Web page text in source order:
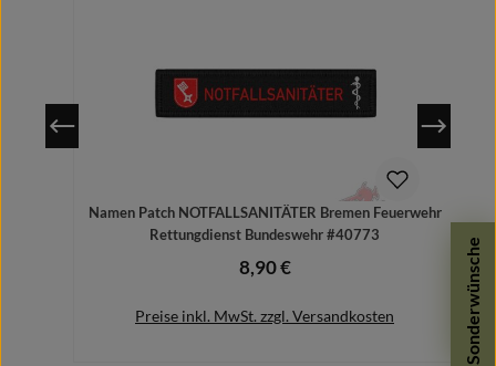
Sonderwünsche
Namen Patch NOTFALLSANITÄTER Bremen Feuerwehr
Rettungdienst Bundeswehr #40773
Regulärer Preis:
8,90 €
Preise inkl. MwSt. zzgl. Versandkosten